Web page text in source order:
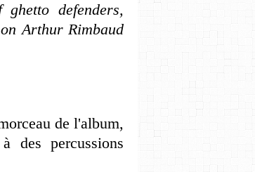
defenders,
Arthur Rimbaud
de l'album,
des percussions